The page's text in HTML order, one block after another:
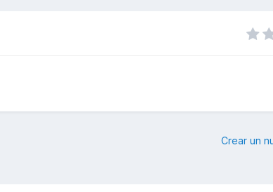
Crear un